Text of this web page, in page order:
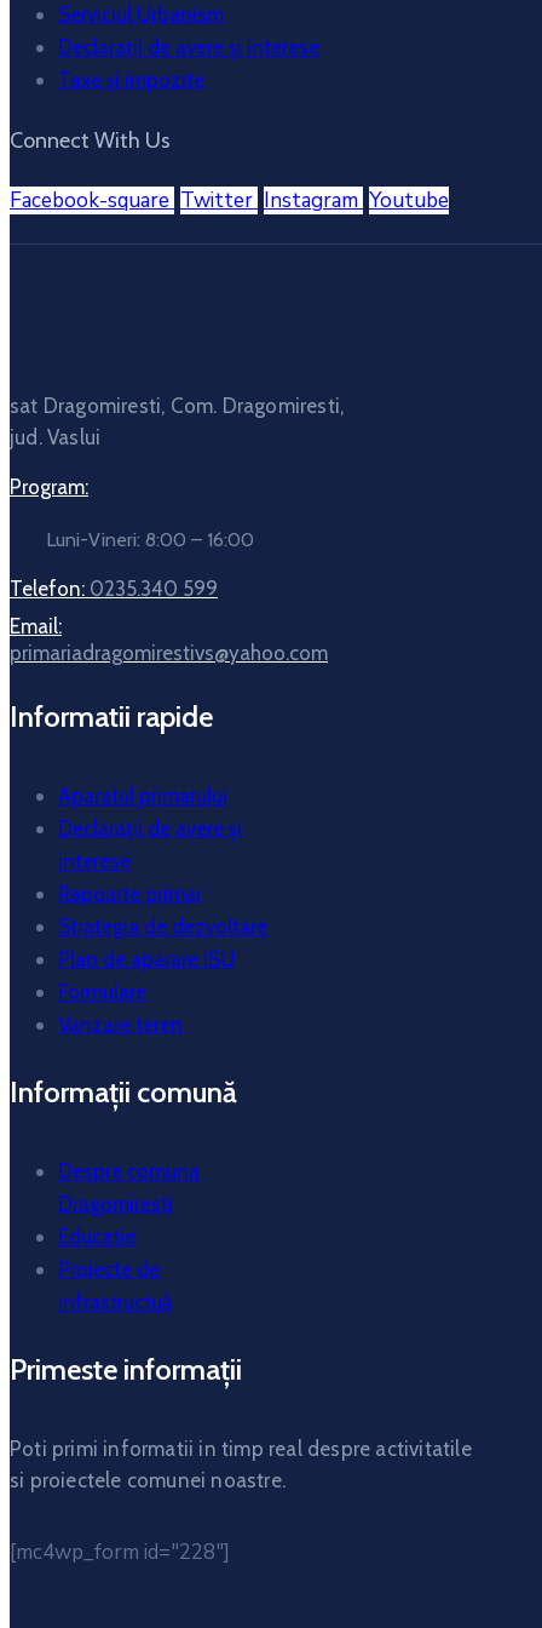
Serviciul Urbanism
Declarații de avere și interese
Taxe și impozite
Connect With Us
Facebook-square Twitter Instagram Youtube
sat Dragomiresti, Com. Dragomiresti,
jud. Vaslui
Program:
Luni-Vineri: 8:00 – 16:00
Telefon: 0235.340 599
Email:
primariadragomirestivs@yahoo.com
Informatii rapide
Aparatul primarului
Declarații de avere și
interese
Rapoarte primar
Strategia de dezvoltare
Plan de aparare ISU
Formulare
Vanzare teren
Informații comună
Despre comuna
Dragomiresti
Educatie
Proiecte de
infrastructuă
Primeste informații
Poti primi informatii in timp real despre activitatile
si proiectele comunei noastre.
[mc4wp_form id="228"]